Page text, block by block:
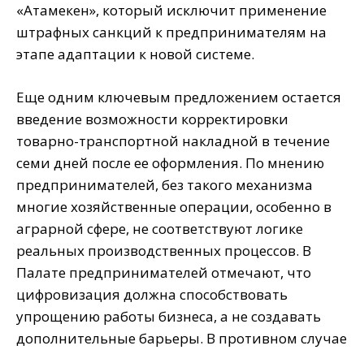
«Атамекен», который исключит применение
штрафных санкций к предпринимателям на
этапе адаптации к новой системе.
Еще одним ключевым предложением остается
введение возможности корректировки
товарно-транспортной накладной в течение
семи дней после ее оформления. По мнению
предпринимателей, без такого механизма
многие хозяйственные операции, особенно в
аграрной сфере, не соответствуют логике
реальных производственных процессов. В
Палате предпринимателей отмечают, что
цифровизация должна способствовать
упрощению работы бизнеса, а не создавать
дополнительные барьеры. В противном случае